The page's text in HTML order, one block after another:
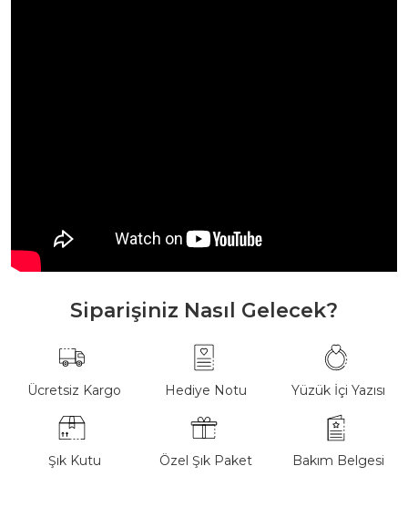
Siparişiniz Nasıl Gelecek?
Ücretsiz Kargo Hediye Notu Yüzük İçi Yazısı
Şık Kutu Özel Şık Paket Bakım Belgesi